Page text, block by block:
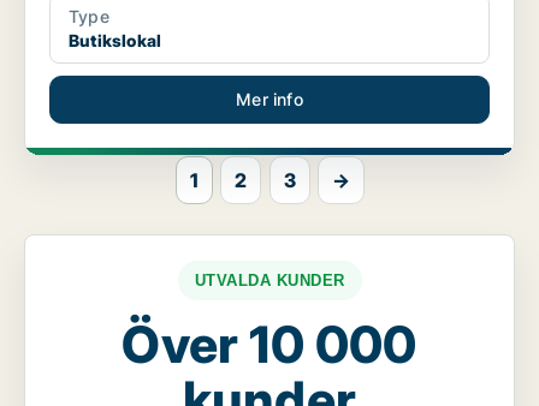
Type
Butikslokal
Mer info
1 2 3 →
UTVALDA KUNDER
Över 10 000